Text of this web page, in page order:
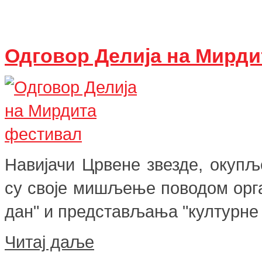
Одговор Делија на
Навијачи Црвене звезде,
су своје мишљење поводом
дан" и представљања
Читај даље